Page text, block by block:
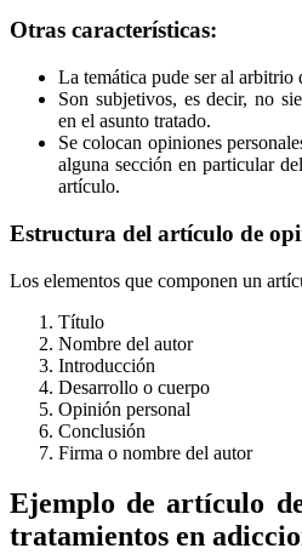
Otras características:
La temática pude ser al arbitrio
Son subjetivos, es decir, no
en el asunto tratado.
Se colocan opiniones
alguna sección en particular
artículo.
Estructura del artículo de
Los elementos que componen un
Título
Nombre del autor
Introducción
Desarrollo o cuerpo
Opinión personal
Conclusión
Firma o nombre del autor
Ejemplo de artículo
tratamientos en